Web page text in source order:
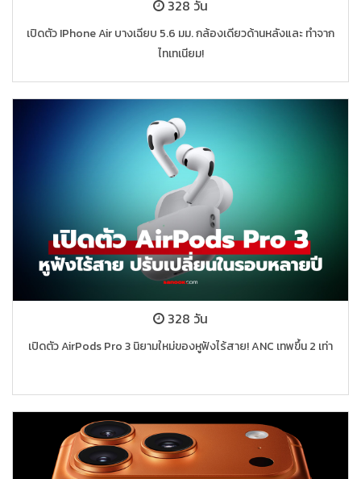
328 วัน
เปิดตัว IPhone Air บางเฉียบ 5.6 มม. กล้องเดียวด้านหลังและ ทำจาก
ไทเทเนียม!
328 วัน
เปิดตัว AirPods Pro 3 นิยามใหม่ของหูฟังไร้สาย! ANC เทพขึ้น 2 เท่า